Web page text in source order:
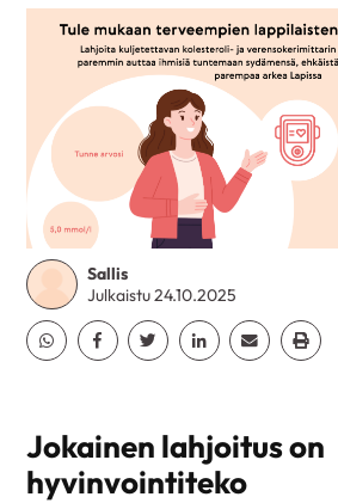
Sallis
Julkaistu 24.10.2025
Jaa Whatsapp
Jaa Facebook
Jaa TwitterJaa Linkedin
Jaa EmailJaa Print
Jokainen lahjoitus on
hyvinvointiteko